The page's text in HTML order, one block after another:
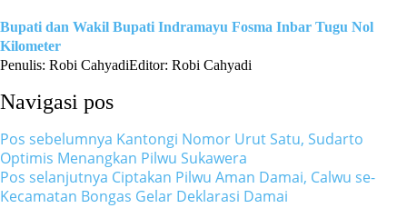
Bupati dan Wakil Bupati Indramayu Fosma Inbar Tugu Nol
Kilometer
Penulis: Robi CahyadiEditor: Robi Cahyadi
Navigasi pos
Pos sebelumnya Kantongi Nomor Urut Satu, Sudarto
Optimis Menangkan Pilwu Sukawera
Pos selanjutnya Ciptakan Pilwu Aman Damai, Calwu se-
Kecamatan Bongas Gelar Deklarasi Damai